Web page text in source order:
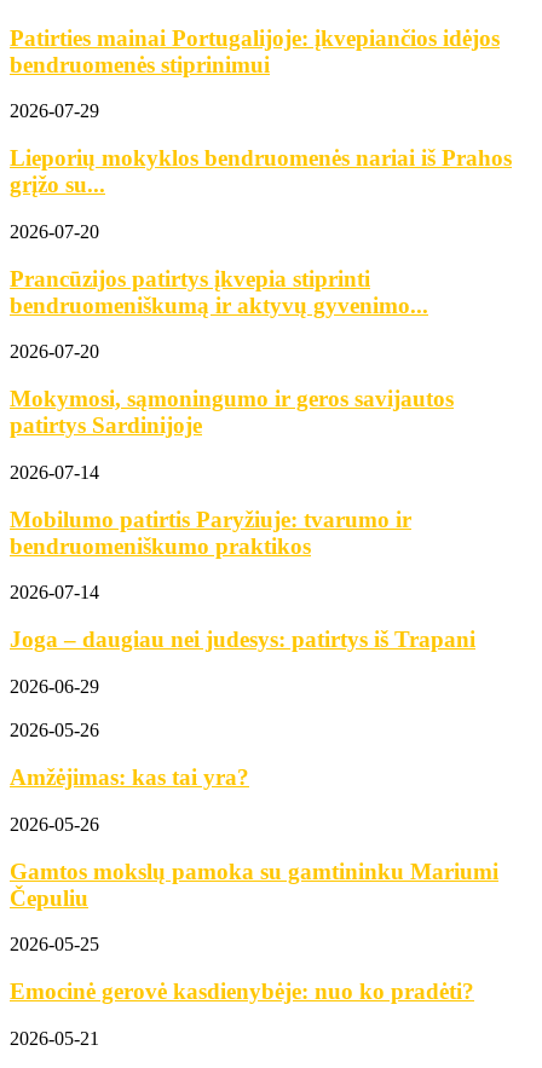
Patirties mainai Portugalijoje: įkvepiančios idėjos
bendruomenės stiprinimui
2026-07-29
Lieporių mokyklos bendruomenės nariai iš Prahos
grįžo su...
2026-07-20
Prancūzijos patirtys įkvepia stiprinti
bendruomeniškumą ir aktyvų gyvenimo...
2026-07-20
Mokymosi, sąmoningumo ir geros savijautos
patirtys Sardinijoje
2026-07-14
Mobilumo patirtis Paryžiuje: tvarumo ir
bendruomeniškumo praktikos
2026-07-14
Joga – daugiau nei judesys: patirtys iš Trapani
2026-06-29
2026-05-26
Amžėjimas: kas tai yra?
2026-05-26
Gamtos mokslų pamoka su gamtininku Mariumi
Čepuliu
2026-05-25
Emocinė gerovė kasdienybėje: nuo ko pradėti?
2026-05-21